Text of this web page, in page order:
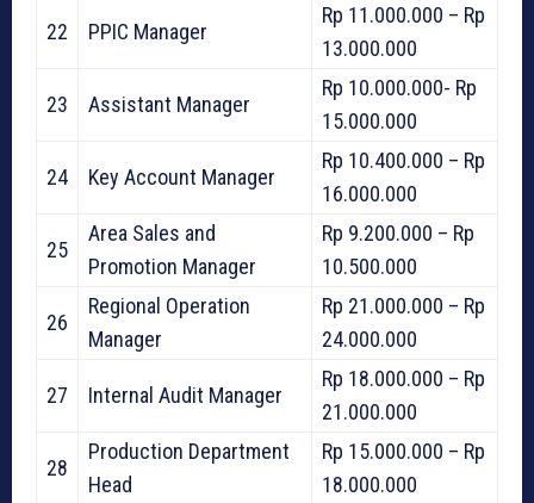
22 PPIC Manager
Rp 11.000.000 – Rp
13.000.000
23 Assistant Manager
Rp 10.000.000- Rp
15.000.000
24 Key Account Manager
Rp 10.400.000 – Rp
16.000.000
25
Area Sales and
Promotion Manager
Rp 9.200.000 – Rp
10.500.000
26
Regional Operation
Manager
Rp 21.000.000 – Rp
24.000.000
27 Internal Audit Manager
Rp 18.000.000 – Rp
21.000.000
28
Production Department
Head
Rp 15.000.000 – Rp
18.000.000